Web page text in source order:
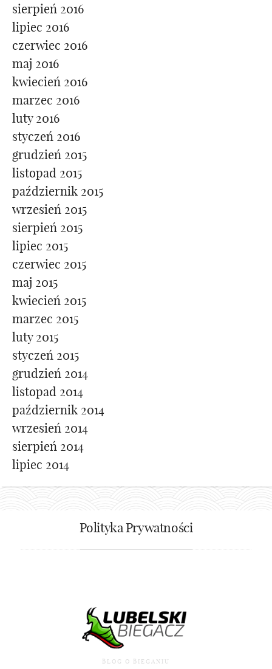
sierpień 2016
lipiec 2016
czerwiec 2016
maj 2016
kwiecień 2016
marzec 2016
luty 2016
styczeń 2016
grudzień 2015
listopad 2015
październik 2015
wrzesień 2015
sierpień 2015
lipiec 2015
czerwiec 2015
maj 2015
kwiecień 2015
marzec 2015
luty 2015
styczeń 2015
grudzień 2014
listopad 2014
październik 2014
wrzesień 2014
sierpień 2014
lipiec 2014
Polityka Prywatności
BLOG O BIEGANIU